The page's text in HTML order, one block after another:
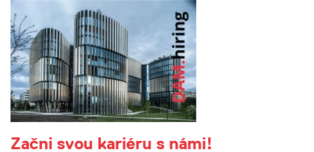
Začni svou kariéru s námi!